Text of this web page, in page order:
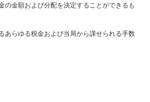
の金額および分配を決定することができるも
あらゆる税金および当局から課せられる手数